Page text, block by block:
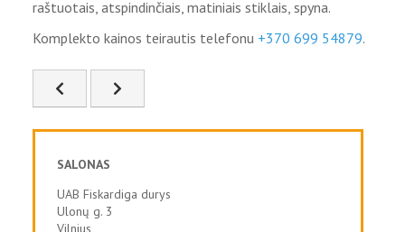
raštuotais, atspindinčiais, matiniais stiklais, spyna.
Komplekto kainos teirautis telefonu +370 699 54879.
Ankstesnis straipsnis: KLBFS-05
Kitas straipsnis: KLBFS-07
SALONAS
UAB Fiskardiga durys
Ulonų g. 3
Vilnius